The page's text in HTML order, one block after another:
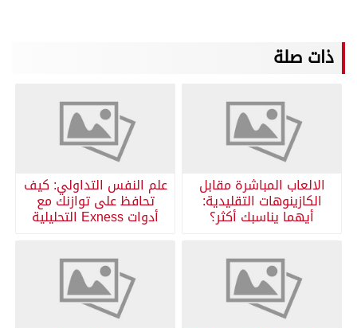
ذات صلة
الالعاب المباشرة مقابل
الكازينوهات التقليدية:
أيهما يناسبك أكثر؟
علم النفس التداولي: كيف
تحافظ على توازنك مع
أدوات Exness التحليلية